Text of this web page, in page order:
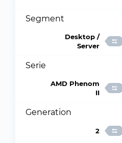
Segment
Desktop /
Server
Serie
AMD Phenom
II
Generation
2